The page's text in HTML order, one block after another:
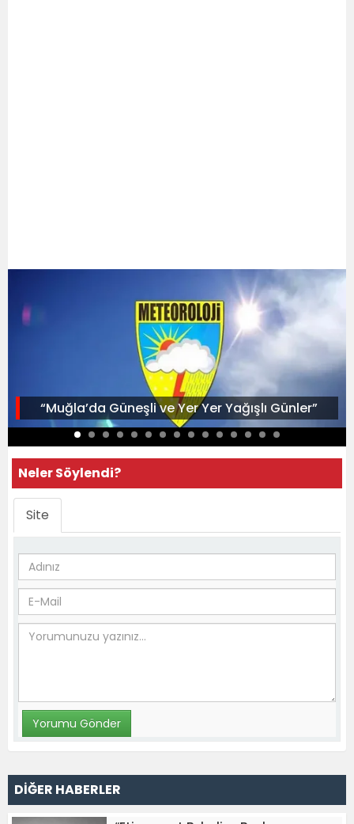
“Muğla’da Güneşli ve Yer Yer Yağışlı Günler”
Neler Söylendi?
Site
DİĞER HABERLER